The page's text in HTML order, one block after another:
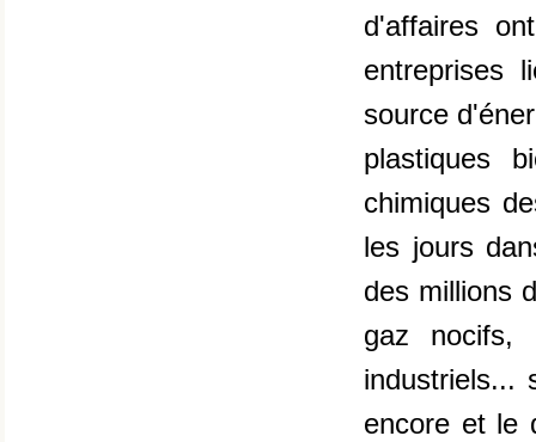
d'affaires
entreprises
source
plastiques
chimiques
les jours
des millions
gaz nocifs,
industriels...
encore et le